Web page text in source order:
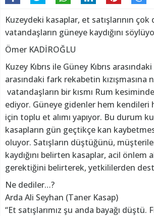
Kuzeydeki kasaplar, et satışlarının
vatandaşların güneye kaydığını
Ömer KADİROĞLU
Kuzey Kıbrıs ile Güney Kıbrıs
arasındaki fark rekabetin kızışmasına
vatandaşların bir kısmı Rum
ediyor. Güneye gidenler hem kendileri
için toplu et alımı yapıyor. Bu durum
kasapların gün geçtikçe kan
oluyor. Satışların düştüğünü,
kaydığını belirten kasaplar, acil önlem
gerektiğini belirterek, yetkililerden
Ne dediler…?
Arda Ali Seyhan (Taner Kasap)
“Et satışlarımız şu anda bayağı